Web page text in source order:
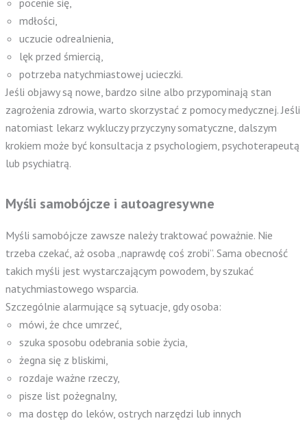
mdłości,
uczucie odrealnienia,
lęk przed śmiercią,
potrzeba natychmiastowej ucieczki.
Jeśli objawy są nowe, bardzo silne albo przypominają stan
zagrożenia zdrowia, warto skorzystać z pomocy medycznej. Jeśli
natomiast lekarz wykluczy przyczyny somatyczne, dalszym
krokiem może być konsultacja z psychologiem, psychoterapeutą
lub psychiatrą.
Myśli samobójcze i autoagresywne
Myśli samobójcze zawsze należy traktować poważnie. Nie
trzeba czekać, aż osoba „naprawdę coś zrobi”. Sama obecność
takich myśli jest wystarczającym powodem, by szukać
natychmiastowego wsparcia.
Szczególnie alarmujące są sytuacje, gdy osoba:
mówi, że chce umrzeć,
szuka sposobu odebrania sobie życia,
żegna się z bliskimi,
rozdaje ważne rzeczy,
pisze list pożegnalny,
ma dostęp do leków, ostrych narzędzi lub innych